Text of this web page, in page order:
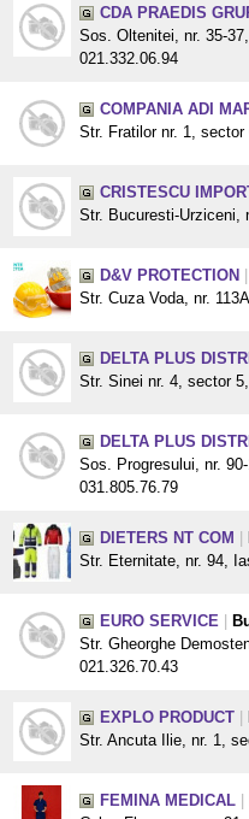
CDA PRAEDIS
Sos. Oltenitei, nr. 35-
021.332.06.94
COMPANIA ADI
Str. Fratilor nr. 1,
CRISTESCU
Str. Bucuresti-Urziceni,
D&V PROTECTION
Str. Cuza Voda, nr.
DELTA PLUS
Str. Sinei nr. 4, sector
DELTA PLUS
Sos. Progresului, nr.
031.805.76.79
DIETERS NT COM
Str. Eternitate, nr. 94,
EURO SERVICE
Str. Gheorghe
021.326.70.43
EXPLO PRODUCT
Str. Ancuta Ilie, nr. 1,
FEMINA MEDICAL